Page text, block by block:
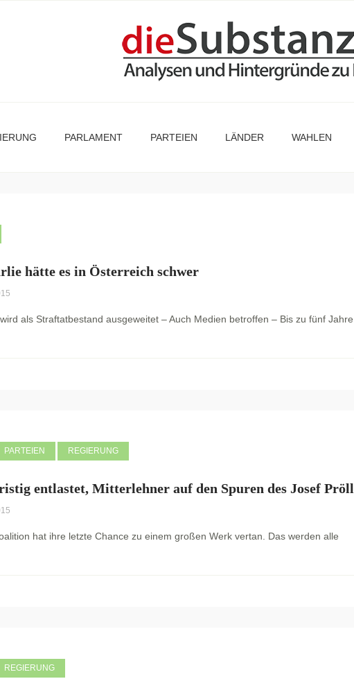
PARLAMENT PARTEIEN LÄNDER WAHLEN
hätte es in Österreich schwer
wird als Straftatbestand ausgeweitet – Auch Medien betroffen – Bis zu fünf Jahre
PARTEIEN REGIERUNG
entlastet, Mitterlehner auf den Spuren des Josef Pröll
hat ihre letzte Chance zu einem großen Werk vertan. Das werden alle
REGIERUNG